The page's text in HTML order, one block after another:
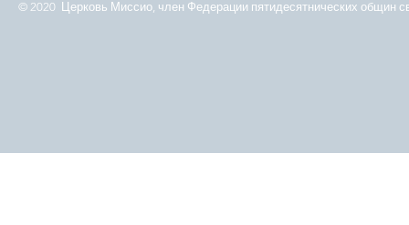
© 2020 Церковь Миссио, член Федерации пятидесятнических общин